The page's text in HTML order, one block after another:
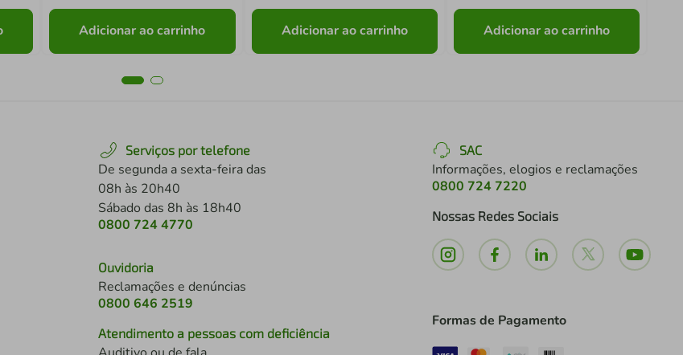
Adicionar ao carrinho Adicionar ao carrinho Adicionar ao carrinho
Serviços por telefone
De segunda a sexta-feira das
08h às 20h40
Sábado das 8h às 18h40
0800 724 4770
Ouvidoria
Reclamações e denúncias
0800 646 2519
Atendimento a pessoas com deficiência
SAC
Informações, elogios e reclamações
0800 724 7220
Nossas Redes Sociais
Formas de Pagamento